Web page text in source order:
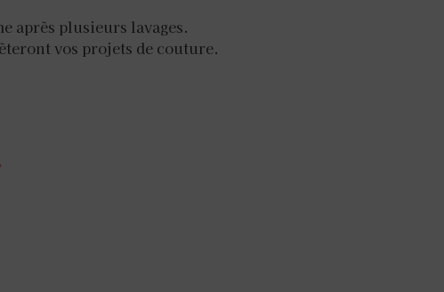
après plusieurs lavages.
vos projets de couture.